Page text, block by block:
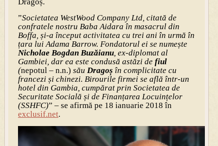
”Societatea WestWood Company Ltd, citată de
confratele nostru Baba Aidara în masacrul din
Boffa, și-a început activitatea cu trei ani în urmă în
țara lui Adama Barrow. Fondatorul ei se numește
Nicholae Bogdan Buzăianu, ex-diplomat al
Gambiei, dar ea este condusă astăzi de fiul
(nepotul – n.n.) său Dragoș în complicitate cu
francezi și chinezi. Birourile firmei se află într-un
hotel din Gambia, cumpărat prin Societatea de
Securitate Socială și de Finanțarea Locuințelor
(SSHFC)” – se afirmă pe 18 ianuarie 2018 în
exclusif.net.